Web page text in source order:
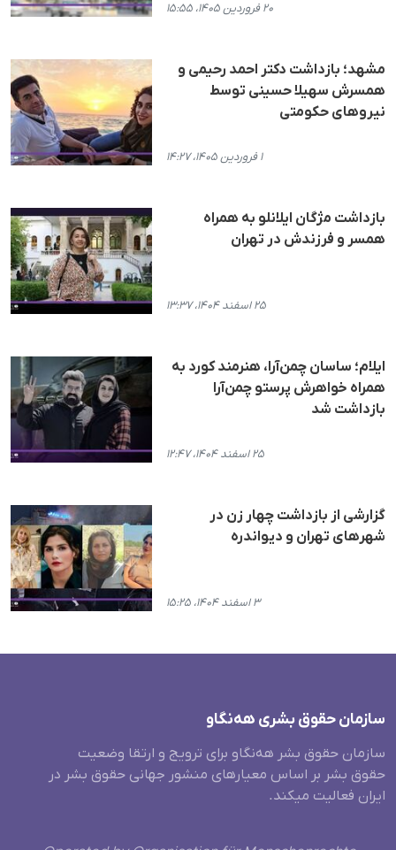
۲۰ فروردین ۱۴۰۵، ۱۵:۵۵
مشهد؛ بازداشت دکتر احمد رحیمی و
همسرش سهیلا حسینی توسط
نیروهای حکومتی
۱ فروردین ۱۴۰۵، ۱۴:۲۷
بازداشت مژگان ایلانلو به همراه
همسر و فرزندش در تهران
۲۵ اسفند ۱۴۰۴، ۱۳:۳۷
ایلام؛ ساسان چمن‌آرا، هنرمند کورد به
همراه خواهرش پرستو چمن‌آرا
بازداشت شد
۲۵ اسفند ۱۴۰۴، ۱۲:۴۷
گزارشی از بازداشت چهار زن در
شهرهای تهران و دیواندره
۳ اسفند ۱۴۰۴، ۱۵:۲۵
سازمان حقوق بشری هەنگاو
سازمان حقوق بشر هه‌نگاو برای ترویج و ارتقا وضعیت
حقوق بشر بر اساس معیارهای منشور جهانی حقوق بشر در
ایران فعالیت میکند.